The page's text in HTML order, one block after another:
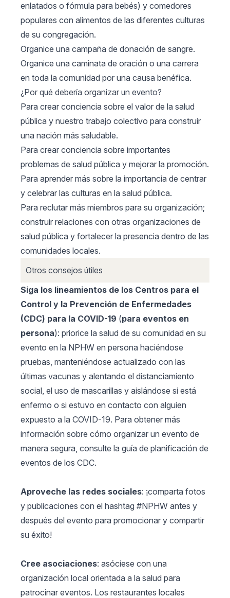
enlatados o fórmula para bebés) y comedores
populares con alimentos de las diferentes culturas
de su congregación.
Organice una campaña de donación de sangre.
Organice una caminata de oración o una carrera
en toda la comunidad por una causa benéfica.
¿Por qué debería organizar un evento?
Para crear conciencia sobre el valor de la salud
pública y nuestro trabajo colectivo para construir
una nación más saludable.
Para crear conciencia sobre importantes
problemas de salud pública y mejorar la promoción.
Para aprender más sobre la importancia de centrar
y celebrar las culturas en la salud pública.
Para reclutar más miembros para su organización;
construir relaciones con otras organizaciones de
salud pública y fortalecer la presencia dentro de las
comunidades locales.
Otros consejos útiles
Siga los lineamientos de los Centros para el
Control y la Prevención de Enfermedades
(CDC) para la COVID-19 (para eventos en
persona): priorice la salud de su comunidad en su
evento en la NPHW en persona haciéndose
pruebas, manteniéndose actualizado con las
últimas vacunas y alentando el distanciamiento
social, el uso de mascarillas y aislándose si está
enfermo o si estuvo en contacto con alguien
expuesto a la COVID-19. Para obtener más
información sobre cómo organizar un evento de
manera segura, consulte la guía de planificación de
eventos de los CDC.
Aproveche las redes sociales: ¡comparta fotos
y publicaciones con el hashtag #NPHW antes y
después del evento para promocionar y compartir
su éxito!
Cree asociaciones: asóciese con una
organización local orientada a la salud para
patrocinar eventos. Los restaurantes locales